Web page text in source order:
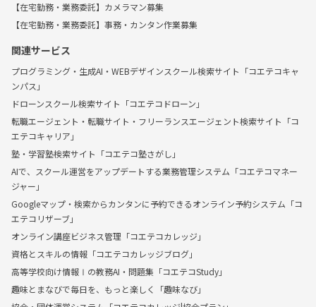
【在宅勤務・業務委託】カメラマン募集
【在宅勤務・業務委託】事務・カンタン作業募集
関連サービス
プログラミング・生成AI・WEBデザインスクール検索サイト「コエテコキャ
ンパス」
ドローンスクール検索サイト「コエテコドローン」
転職エージェント・転職サイト・フリーランスエージェント検索サイト「コ
エテコキャリア」
塾・学習塾検索サイト「コエテコ塾さがし」
AIで、スクール運営をアップデートする業務管理システム「コエテコマネー
ジャー」
Googleマップ・検索からカンタンに予約できるオンライン予約システム「コ
エテコリザーブ」
オンライン講座ビジネス管理「コエテコカレッジ」
資格とスキルの情報「コエテコカレッジブログ」
高等学校向け情報Ⅰの教務AI・問題集「コエテコStudy」
趣味とまなびで毎日を、もっと楽しく「趣味なび」